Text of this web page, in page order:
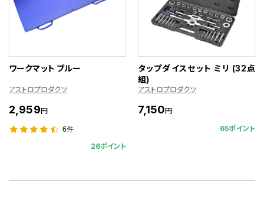
ワークマット ブルー
アストロプロダクツ
2,959円
6件
26ポイント
タップダイスセット ミリ (32点
組)
アストロプロダクツ
7,150円
65ポイント